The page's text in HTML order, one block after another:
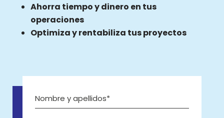
Ahorra tiempo y dinero en tus
operaciones
Optimiza y rentabiliza tus proyectos